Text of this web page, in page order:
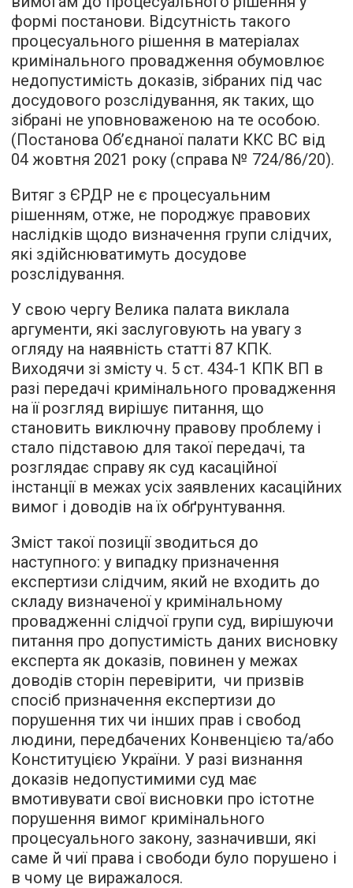
формі постанови. Відсутність такого
процесуального рішення в матеріалах
кримінального провадження обумовлює
недопустимість доказів, зібраних під час
досудового розслідування, як таких, що
зібрані не уповноваженою на те особою.
(Постанова Об’єднаної палати ККС ВС від
04 жовтня 2021 року (справа № 724/86/20).
Витяг з ЄРДР не є процесуальним
рішенням, отже, не породжує правових
наслідків щодо визначення групи слідчих,
які здійснюватимуть досудове
розслідування.
У свою чергу Велика палата виклала
аргументи, які заслуговують на увагу з
огляду на наявність статті 87 КПК.
Виходячи зі змісту ч. 5 ст. 434-1 КПК ВП в
разі передачі кримінального провадження
на її розгляд вирішує питання, що
становить виключну правову проблему і
стало підставою для такої передачі, та
розглядає справу як суд касаційної
інстанції в межах усіх заявлених касаційних
вимог і доводів на їх обґрунтування.
Зміст такої позиції зводиться до
наступного: у випадку призначення
експертизи слідчим, який не входить до
складу визначеної у кримінальному
провадженні слідчої групи суд, вирішуючи
питання про допустимість даних висновку
експерта як доказів, повинен у межах
доводів сторін перевірити, чи призвів
спосіб призначення експертизи до
порушення тих чи інших прав і свобод
людини, передбачених Конвенцією та/або
Конституцією України. У разі визнання
доказів недопустимими суд має
вмотивувати свої висновки про істотне
порушення вимог кримінального
процесуального закону, зазначивши, які
саме й чиї права і свободи було порушено і
в чому це виражалося.